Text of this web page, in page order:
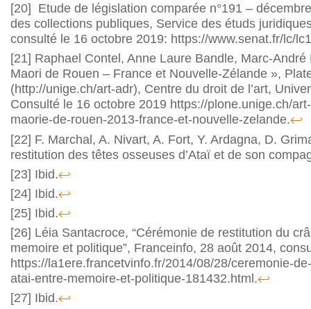
[20] Etude de législation comparée n°191 –
des collections publiques, Service des étuds
consulté le 16 octobre 2019: https://www.senat.fr/lc/
[21] Raphael Contel, Anne Laure Bandle, Marc-
Maori de Rouen – France et Nouvelle-Zélande »,
(http://unige.ch/art-adr), Centre du droit de l’art,
Consulté le 16 octobre 2019 https://plone.unige.ch/
maorie-de-rouen-2013-france-et-nouvelle-zelande.↩
[22] F. Marchal, A. Nivart, A. Fort, Y. Ardagna, D.
restitution des têtes osseuses d’Ataï et de son
[23] Ibid.↩
[24] Ibid.↩
[25] Ibid.↩
[26] Léia Santacroce, “Cérémonie de restitution du
memoire et politique”, Franceinfo, 28 août 2014,
https://la1ere.francetvinfo.fr/2014/08/28/ceremonie-
atai-entre-memoire-et-politique-181432.html.↩
[27] Ibid.↩